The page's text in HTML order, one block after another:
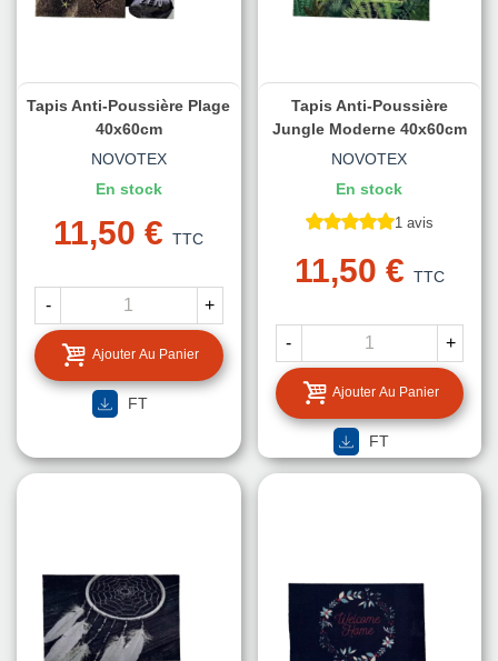
Tapis Anti-Poussière Plage
40x60cm
NOVOTEX
En stock
11,50 € TTC
- +
Ajouter Au Panier
FT
Tapis Anti-Poussière
Jungle Moderne 40x60cm
NOVOTEX
En stock
1 avis
11,50 € TTC
- +
Ajouter Au Panier
FT